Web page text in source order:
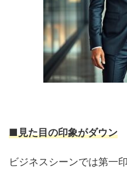
■見た目の印象がダウン
ビジネスシーンでは第一